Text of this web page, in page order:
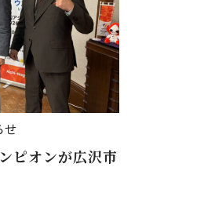
せ
ピオンが広沢市